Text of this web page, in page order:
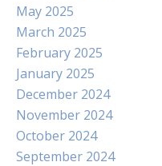
May 2025
March 2025
February 2025
January 2025
December 2024
November 2024
October 2024
September 2024